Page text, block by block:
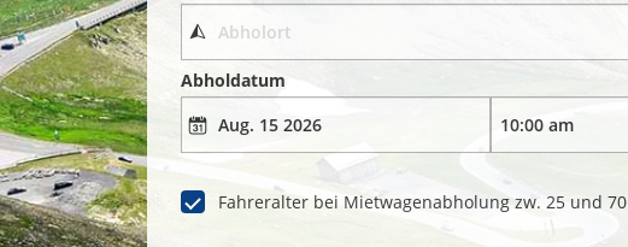
Abholdatum
Fahreralter bei Mietwagenabholung zw. 25 und 70